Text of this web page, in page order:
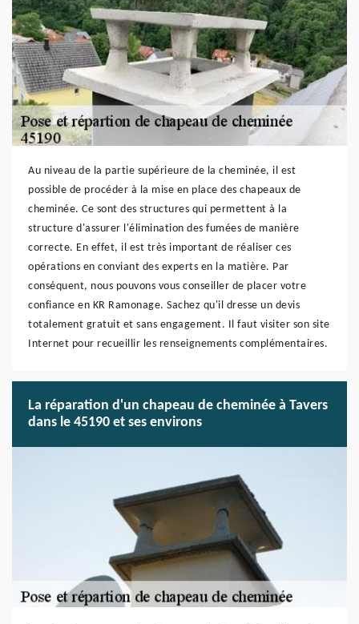
Au niveau de la partie supérieure de la cheminée, il est
possible de procéder à la mise en place des chapeaux de
cheminée. Ce sont des structures qui permettent à la
structure d'assurer l'élimination des fumées de manière
correcte. En effet, il est très important de réaliser ces
opérations en conviant des experts en la matière. Par
conséquent, nous pouvons vous conseiller de placer votre
confiance en KR Ramonage. Sachez qu'il dresse un devis
totalement gratuit et sans engagement. Il faut visiter son site
Internet pour recueillir les renseignements complémentaires.
La réparation d'un chapeau de cheminée à Tavers
dans le 45190 et ses environs